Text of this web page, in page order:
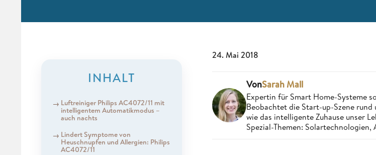
INHALT
Luftreiniger Philips AC4072/11 mit
intelligentem Automatikmodus –
auch nachts
Lindert Symptome von
Heuschnupfen und Allergien: Philips
AC4072/11
24. Mai 2018
VonSarah Mall
Expertin für Smart Home-Systeme
Beobachtet die Start-up-Szene
wie das intelligente Zuhause unser
Spezial-Themen: